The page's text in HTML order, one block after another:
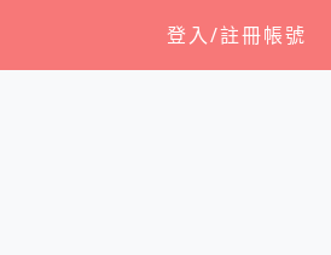
登入/註冊帳號